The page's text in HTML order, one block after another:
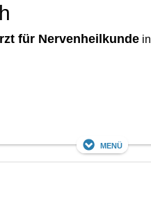
für Nervenheilkunde in
Menü